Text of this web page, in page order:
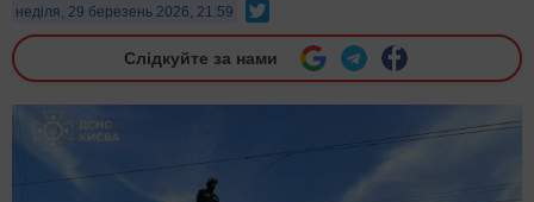
неділя, 29 березень 2026, 21:59
Слідкуйте за нами